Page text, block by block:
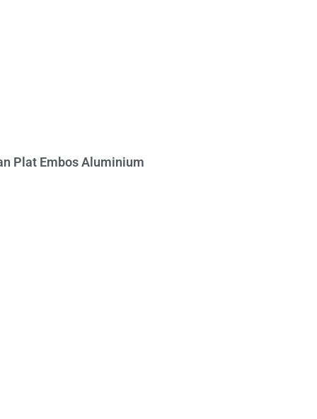
Plat Embos Aluminium